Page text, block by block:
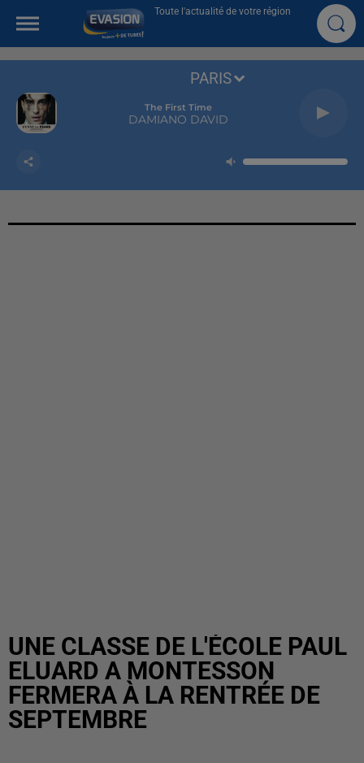
Toute l'actualité de votre région
The First Time
DAMIANO DAVID
PARIS
UNE CLASSE DE L'ÉCOLE PAUL
ELUARD A MONTESSON
FERMERA À LA RENTRÉE DE
SEPTEMBRE